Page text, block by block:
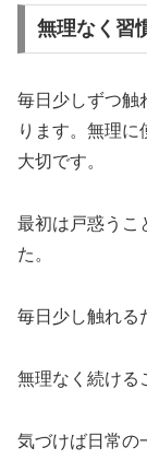
無理なく習
毎日少しずつ触
ります。無理
大切です。
最初は戸惑うこ
た。
毎日少し触れる
無理なく続ける
気づけば日常の